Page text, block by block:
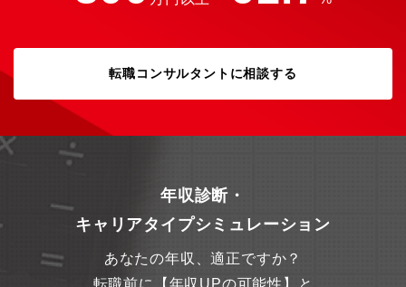
転職コンサルタントに相談する
年収診断・
キャリアタイプシミュレーション
あなたの年収、適正ですか？
転職前に【年収UPの可能性】と